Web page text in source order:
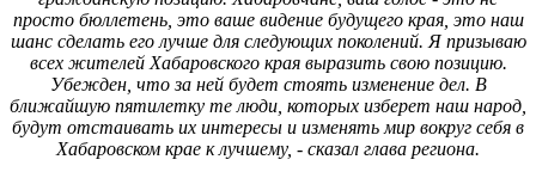
просто бюллетень, это ваше видение будущего края, это наш
шанс сделать его лучше для следующих поколений. Я призываю
всех жителей Хабаровского края выразить свою позицию.
Убежден, что за ней будет стоять изменение дел. В
ближайшую пятилетку те люди, которых изберет наш народ,
будут отстаивать их интересы и изменять мир вокруг себя в
Хабаровском крае к лучшему, - сказал глава региона.